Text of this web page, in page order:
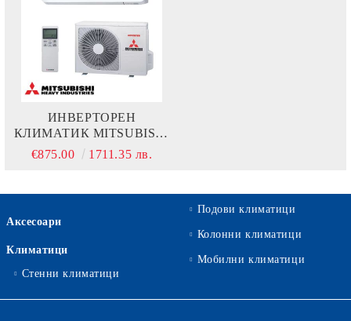
ИНВЕРТОРЕН
КЛИМАТИК MITSUBISHI
HEAVY INDUSTRIES
€875.00 1711.35 лв.
Аксесоари
Климатици
Стенни климатици
Подови климатици
Колонни климатици
Мобилни климатици